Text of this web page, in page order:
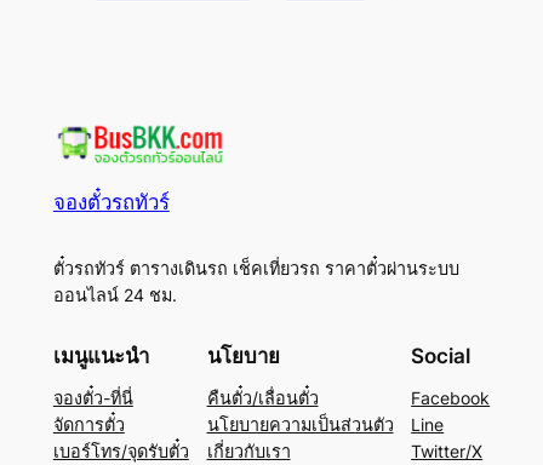
จองตั๋วรถทัวร์
ตั๋วรถทัวร์ ตารางเดินรถ เช็คเที่ยวรถ ราคาตั๋วผ่านระบบ
ออนไลน์ 24 ชม.
เมนูแนะนำ
จองตั๋ว-ที่นี่
จัดการตั๋ว
เบอร์โทร/จุดรับตั๋ว
นโยบาย
คืนตั๋ว/เลื่อนตั๋ว
นโยบายความเป็นส่วนตัว
เกี่ยวกับเรา
Social
Facebook
Line
Twitter/X